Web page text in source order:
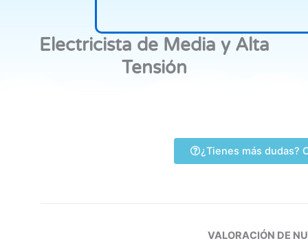
Electricista de Media y Alta
Tensión
¿Tienes más dudas?
VALORACIÓN DE